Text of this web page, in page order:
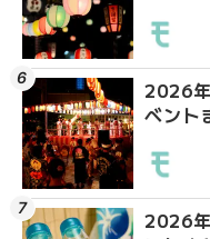
2026
ベント
2026